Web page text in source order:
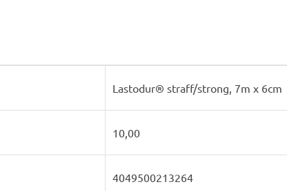
Lastodur® straff/strong, 7m x 6cm
10,00
4049500213264